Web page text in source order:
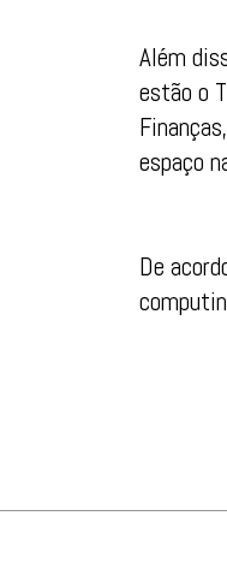
Além
estão o
espaço
De